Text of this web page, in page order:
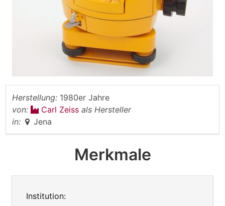
Herstellung: 1980er Jahre
von:
Carl Zeiss als Hersteller
in:
Jena
Merkmale
Institution: